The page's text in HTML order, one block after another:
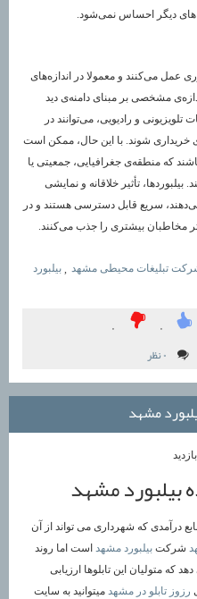
دیگر احساس نمی‌شود.
عمل می‌کنند و معمولا در اندازه‌های
مشخصی بر مبنای دامنه‌‌ی دید
تلویزیونی و رادیویی، می‌توانند در
خریداری شوند. با این حال، ممکن است
که منطقه‌‌ی جغرافیایی، جمعیتی یا
تأثیر خلاقانه و نمایشی
سریع قابل دسترسی هستند و در
مخاطبان بیشتری را جذب می‌کنند.
تبلیغات محیطی مشهد
بیلبورد
۰ ۰
۰ نظر
مشهد
مشهد
درآمدی که شهرداری می تواند از آن
شرکت بیلبورد مشهد است اما روند
متولیان این تابلوها ارزیابی
رزوز تابلو در مشهد میتوانید به سایت